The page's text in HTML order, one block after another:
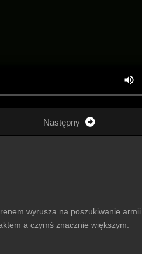
Następny
wyrusza na poszukiwanie armii.
a czymś znacznie większym.